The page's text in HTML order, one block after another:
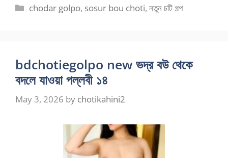
Categories
chodar golpo, sosur bou choti,নতুন চটি গল্প
bdchotiegolpo new ভদ্র বউ থেকে
বদলে যাওয়া পল্লবী ১৪
May 3, 2026 by chotikahini2